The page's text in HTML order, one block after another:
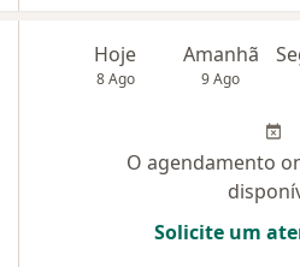
Hoje
8 Ago
Amanhã
9 Ago
O agendamento
Solicite um